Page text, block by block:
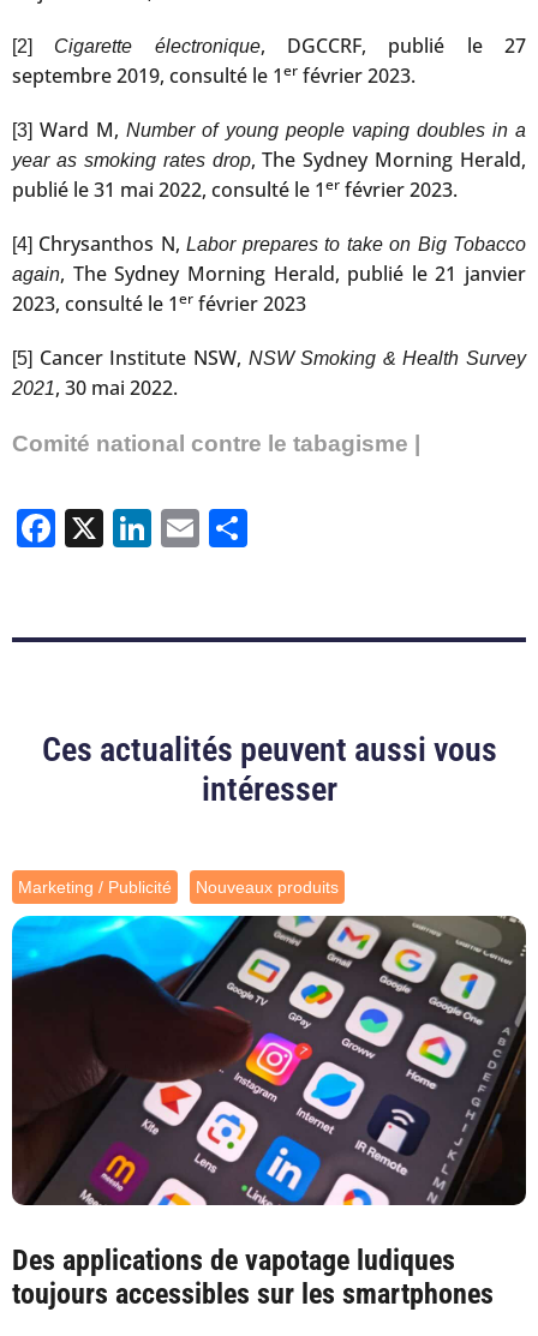
[2] Cigarette électronique, DGCCRF, publié le 27
septembre 2019, consulté le 1er février 2023.
[3] Ward M,Number of young people vaping doubles in a
year as smoking rates drop, The Sydney Morning Herald,
publié le 31 mai 2022, consulté le 1er février 2023.
[4] Chrysanthos N,Labor prepares to take on Big Tobacco
again, The Sydney Morning Herald, publié le 21 janvier
2023, consulté le 1er février 2023
[5] Cancer Institute NSW, NSW Smoking & Health Survey
2021, 30 mai 2022.
Comité national contre le tabagisme |
Facebook
X LinkedIn
Email
Ces actualités peuvent aussi vous
intéresser
Marketing / Publicité Nouveaux produits
Des applications de vapotage ludiques
toujours accessibles sur les smartphones